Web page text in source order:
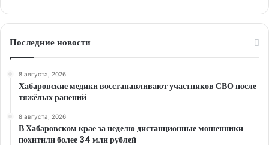
Последние новости
8 августа, 2026
Хабаровские медики восстанавливают участников СВО после
тяжёлых ранений
8 августа, 2026
В Хабаровском крае за неделю дистанционные мошенники
похитили более 34 млн рублей